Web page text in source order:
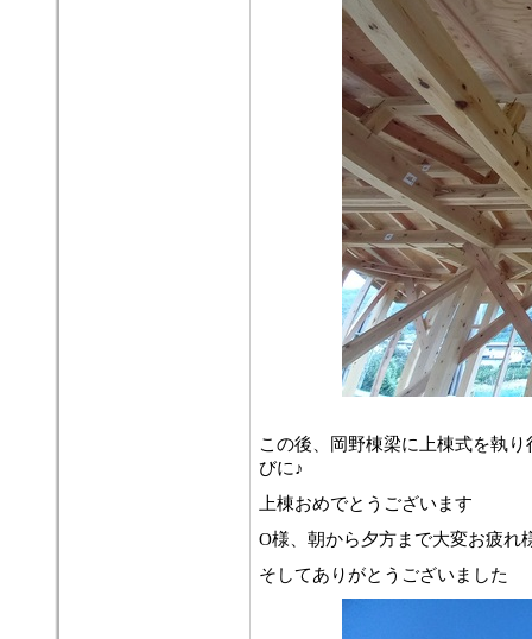
この後、岡野棟梁に上棟式を執
びに♪
上棟おめでとうございます
O様、朝から夕方まで大変お疲れ
そしてありがとうございました